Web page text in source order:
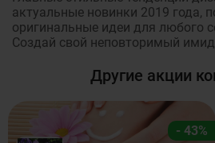
актуальные новинки 2019 года,
оригинальные идеи для любого
Создай свой неповторимый
Другие акции
- 43%